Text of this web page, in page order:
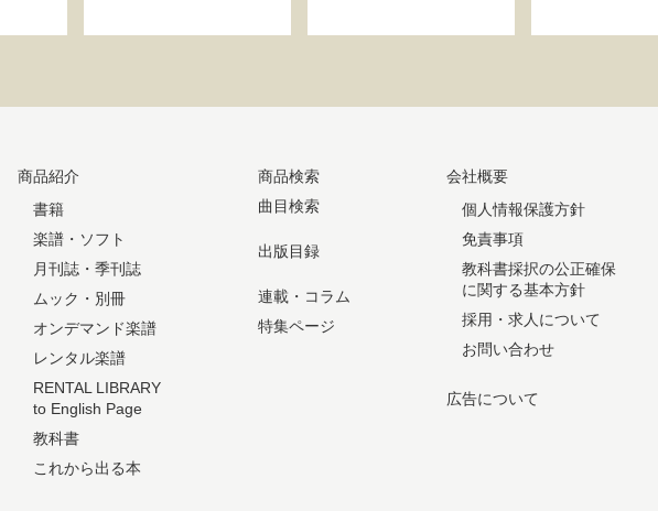
商品紹介
書籍
楽譜・ソフト
月刊誌・季刊誌
ムック・別冊
オンデマンド楽譜
レンタル楽譜
RENTAL LIBRARY
to English Page
教科書
これから出る本
商品検索
曲目検索
出版目録
連載・コラム
特集ページ
会社概要
個人情報保護方針
免責事項
教科書採択の公正確保
に関する基本方針
採用・求人について
お問い合わせ
広告について